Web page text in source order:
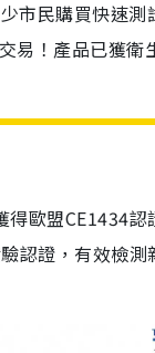
市民購買快速測
易！產品已獲衛
歐盟CE1434
認證，有效檢